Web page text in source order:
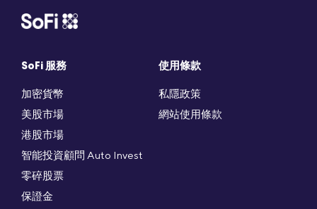
SoFi 服務
加密貨幣
美股市場
港股市場
智能投資顧問 Auto Invest
零碎股票
保證金
使用條款
私隱政策
網站使用條款